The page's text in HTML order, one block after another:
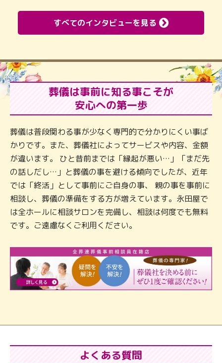
すべてのインタビューを見る
葬儀は事前に知る事こそが
安心への第一歩
葬儀は普段関わる事が少なく専門的で分かりにくい事ば
かりです。また、葬儀社によってサービスや内容、金額
が違います。 ひと昔前までは「縁起が悪い…」「まだ先
の話しだし…」と葬儀の事を避ける傾向でしたが、近年
では「終活」として事前にご自身の事、 親の事を事前に
相談し、葬儀の準備をする方が増えています。永田屋で
は全ホールに相談サロンを完備し、相談は何度でも無料
です。ご遠慮なくご利用ください。
よくある質問